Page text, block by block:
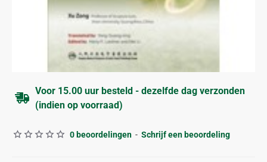
Voor 15.00 uur besteld - dezelfde dag verzonden
(indien op voorraad)
0 beoordelingen - Schrijf een beoordeling